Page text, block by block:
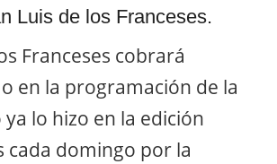
Luis de los Franceses.
Franceses cobrará
en la programación de la
lo hizo en la edición
cada domingo por la